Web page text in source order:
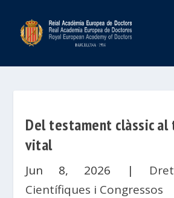
Del testament clàssic
vital
Jun 8, 2026 | Dret
Científiques i Congressos